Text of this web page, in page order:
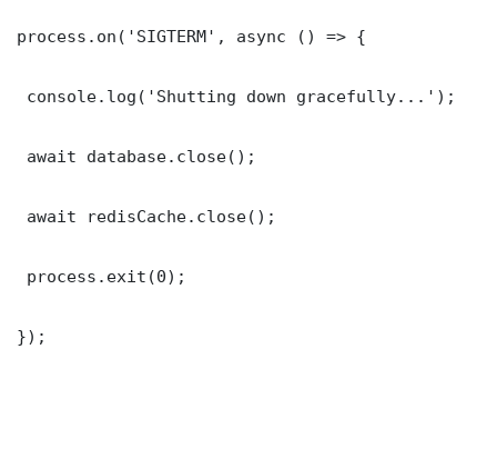
process.on('SIGTERM', async () => {
console.log('Shutting down gracefully...');
await database.close();
await redisCache.close();
process.exit(0);
});